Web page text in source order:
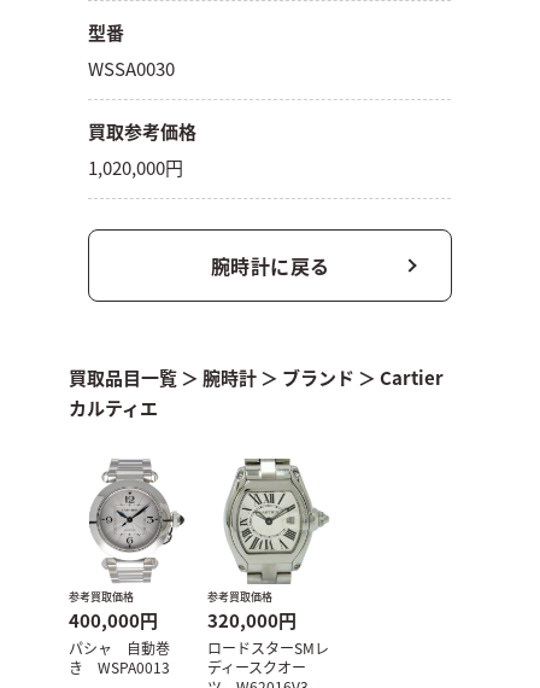
型番
WSSA0030
買取参考価格
1,020,000円
腕時計に戻る
買取品目一覧＞ 腕時計＞ ブランド ＞Cartier
カルティエ
参考買取価格
400,000円
パシャ 自動巻
き WSPA0013
参考買取価格
320,000円
ロードスターSMレ
ディースクオー